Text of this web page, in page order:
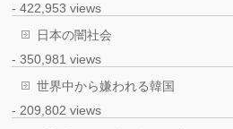
- 422,953 views
日本の闇社会
- 350,981 views
世界中から嫌われる韓国
- 209,802 views